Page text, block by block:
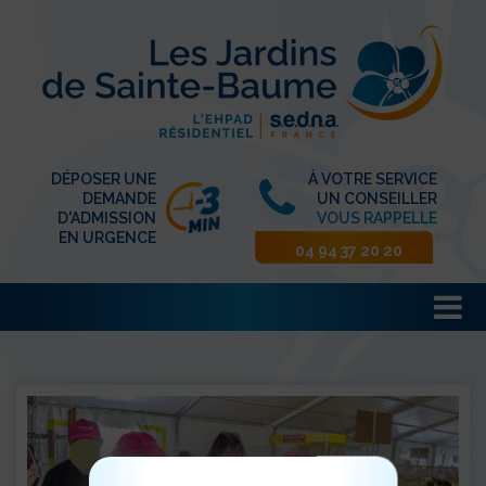
DÉPOSER UNE
DEMANDE
D'ADMISSION
EN URGENCE
À VOTRE SERVICE
UN CONSEILLER
VOUS RAPPELLE
04 94 37 20 20